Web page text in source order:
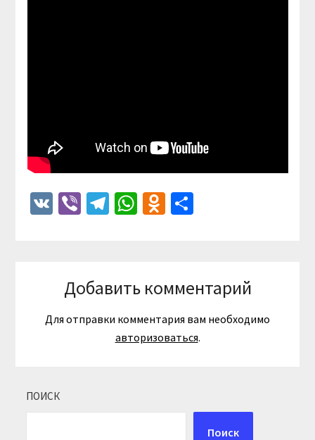
VKViberTelegram
WhatsApp
Odnoklassniki
Отправить
Добавить комментарий
Для отправки комментария вам необходимо
авторизоваться.
ПОИСК
Поиск